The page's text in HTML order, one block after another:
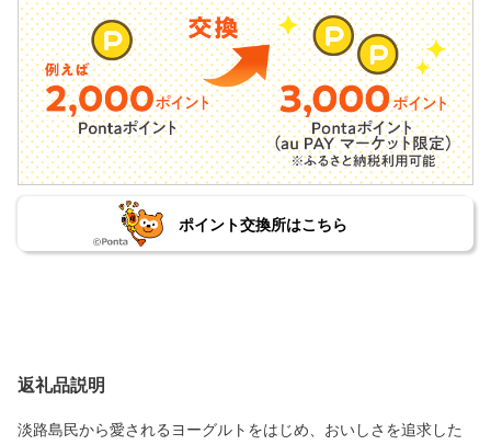
ポイント交換所はこちら
返礼品説明
淡路島民から愛されるヨーグルトをはじめ、おいしさを追求した